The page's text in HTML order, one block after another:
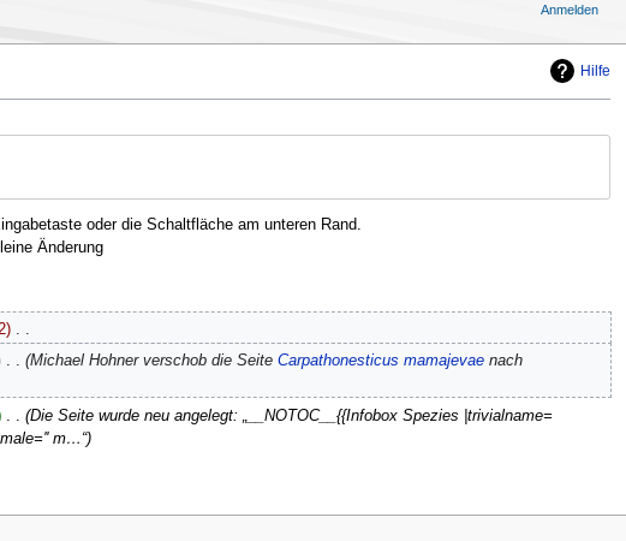
Hilfe
oder die Schaltfläche am unteren Rand.
Änderung
‎
‎ Michael Hohner verschob die Seite Carpathonesticus mamajevaenach
‎
Die Seite wurde neu angelegt: „__NOTOC__{{Infobox Spezies |trivialname=
m…“
Anmelden